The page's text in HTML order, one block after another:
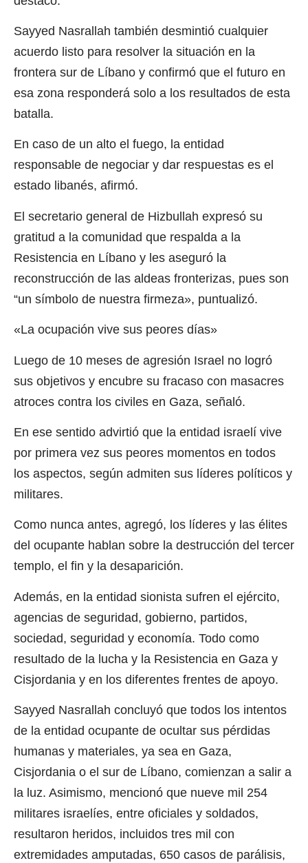
Sayyed Nasrallah también desmintió cualquier
acuerdo listo para resolver la situación en la
frontera sur de Líbano y confirmó que el futuro en
esa zona responderá solo a los resultados de esta
batalla.
En caso de un alto el fuego, la entidad
responsable de negociar y dar respuestas es el
estado libanés, afirmó.
El secretario general de Hizbullah expresó su
gratitud a la comunidad que respalda a la
Resistencia en Líbano y les aseguró la
reconstrucción de las aldeas fronterizas, pues son
“un símbolo de nuestra firmeza», puntualizó.
«La ocupación vive sus peores días»
Luego de 10 meses de agresión Israel no logró
sus objetivos y encubre su fracaso con masacres
atroces contra los civiles en Gaza, señaló.
En ese sentido advirtió que la entidad israelí vive
por primera vez sus peores momentos en todos
los aspectos, según admiten sus líderes políticos y
militares.
Como nunca antes, agregó, los líderes y las élites
del ocupante hablan sobre la destrucción del tercer
templo, el fin y la desaparición.
Además, en la entidad sionista sufren el ejército,
agencias de seguridad, gobierno, partidos,
sociedad, seguridad y economía. Todo como
resultado de la lucha y la Resistencia en Gaza y
Cisjordania y en los diferentes frentes de apoyo.
Sayyed Nasrallah concluyó que todos los intentos
de la entidad ocupante de ocultar sus pérdidas
humanas y materiales, ya sea en Gaza,
Cisjordania o el sur de Líbano, comienzan a salir a
la luz. Asimismo, mencionó que nueve mil 254
militares israelíes, entre oficiales y soldados,
resultaron heridos, incluidos tres mil con
extremidades amputadas, 650 casos de parálisis,